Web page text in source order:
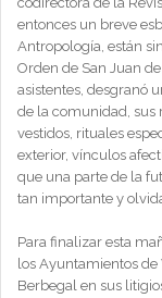
entonces un breve
Antropología, están
Orden de San Juan
asistentes, desgranó
de la comunidad, sus
vestidos, rituales
exterior, vínculos
que una parte de la
tan importante y
Para finalizar esta
los Ayuntamientos de
Berbegal en sus